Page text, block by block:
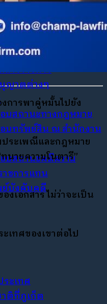
บธุรกิจ
กรรม / จัดการมรดก
ารราชการ
ญาตต่างๆ
บสถานะทางกฎหมาย
บทรัพย์สิน ณ สำนักงาน
บสถานะคดีความ
ชการแทน
ย์บังคับคดี
การพาคู่หมั้นไปยัง
ระเพณีและกฎหมาย
นายความโนตารี”
เอกสาร ไม่ว่าจะเป็น
เทศของเขาต่อไป
ระเทศ
าติที่ภูเก็ต